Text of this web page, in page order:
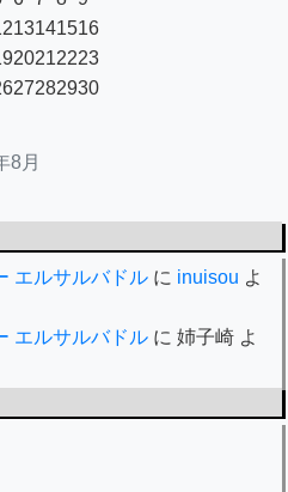
8月
13141516
20212223
27282930
エルサルバドル に inuisou よ
エルサルバドル に 姉子崎 よ